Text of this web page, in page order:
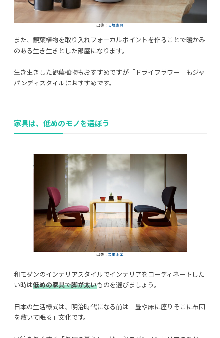
出典： 大塚家具
また、観葉植物を取り入れフォーカルポイントを作ることで暖かみ
のある生き生きとした部屋になります。
生き生きした観葉植物もおすすめですが「ドライフラワー」もジャ
パンディスタイルにおすすめです。
家具は、低めのモノを選ぼう
出典： 天童木工
和モダンのインテリアスタイルでインテリアをコーディネートした
い時は低めの家具で脚が太いものを選びましょう。
日本の生活様式は、明治時代になる前は「畳や床に座りそこに布団
を敷いて眠る」文化です。